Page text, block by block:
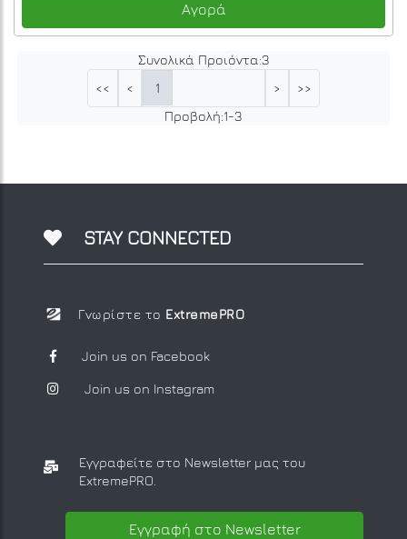
Αγορά
Συνολικά Προιόντα:3
<<
< 1 >
>>
Προβολή:1-3
STAY CONNECTED
Γνωρίστε το ExtremePRO
Join us on Facebook
Join us on Instagram
Εγγραφείτε στο Newsletter μας του
ExtremePRO.
Εγγραφή στο Newsletter